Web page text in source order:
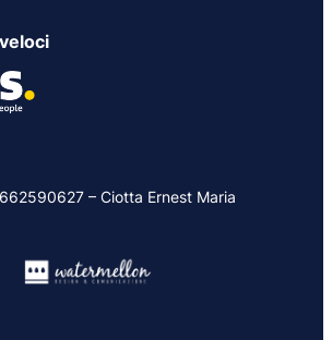
– Ciotta Ernest Maria